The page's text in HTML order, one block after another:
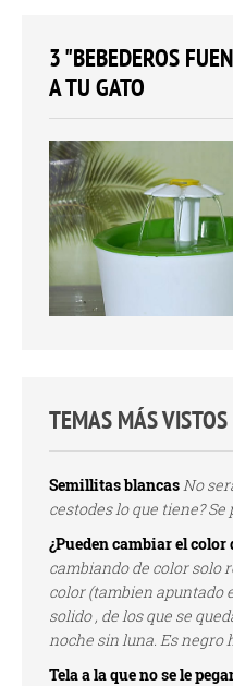
3 "BEBEDEROS
A TU GATO
TEMAS MÁS
Semillitas blancasNo
cestodes lo que tiene? Se
¿Pueden cambiar el color
cambiando de color solo
color (tambien apuntado
solido , de los que se
noche sin luna. Es negro
Tela a la que no se le